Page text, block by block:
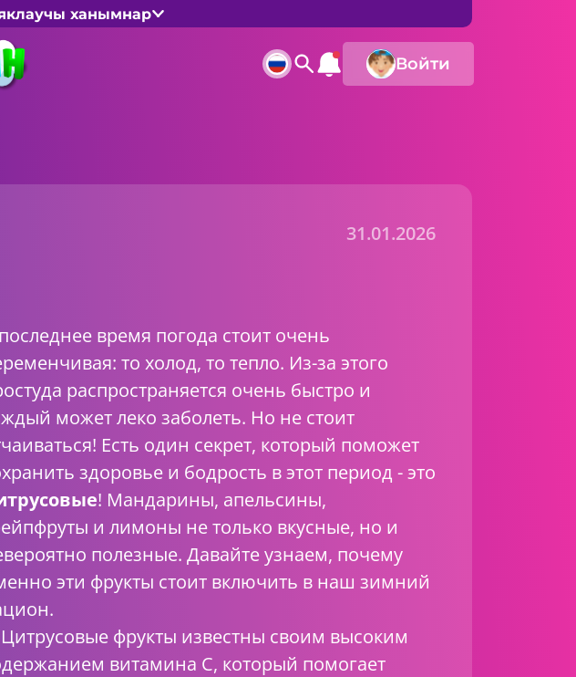
ханымнар
Войти
31.01.2026
время погода стоит очень
то холод, то тепло. Из-за этого
распространяется очень быстро и
может леко заболеть. Но не стоит
Есть один секрет, который поможет
здоровье и бодрость в этот период - это
! Мандарины, апельсины,
и лимоны не только вкусные, но и
полезные. Давайте узнаем, почему
эти фрукты стоит включить в наш зимний
Цитрусовые фрукты известны своим высоким
витамина C, который помогает